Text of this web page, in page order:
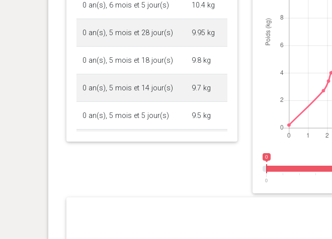
0 an(s), 6 mois et 5 jour(s) 10.4 kg
0 an(s), 5 mois et 28 jour(s) 9.95 kg
0 an(s), 5 mois et 18 jour(s) 9.8 kg
0 an(s), 5 mois et 14 jour(s) 9.7 kg
0 an(s), 5 mois et 5 jour(s) 9.5 kg
0 an(s), 4 mois et 28 jour(s) 9 kg
0
0